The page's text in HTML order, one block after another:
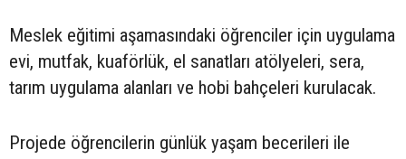
Meslek eğitimi aşamasındaki öğrenciler için uygulama
evi, mutfak, kuaförlük, el sanatları atölyeleri, sera,
tarım uygulama alanları ve hobi bahçeleri kurulacak.
Projede öğrencilerin günlük yaşam becerileri ile